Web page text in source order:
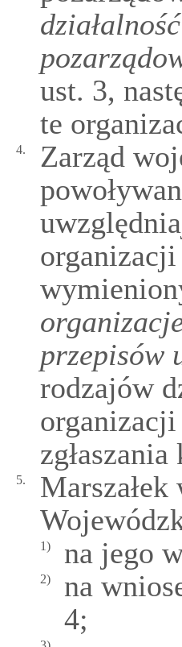
ust. 3,
te
4.
Zarząd
przepisów
rodzajów
5.
1) na jego
2)
na
4;